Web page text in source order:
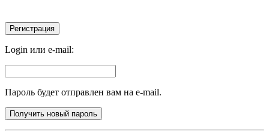
Login или e-mail:
Пароль будет отправлен вам на e-mail.